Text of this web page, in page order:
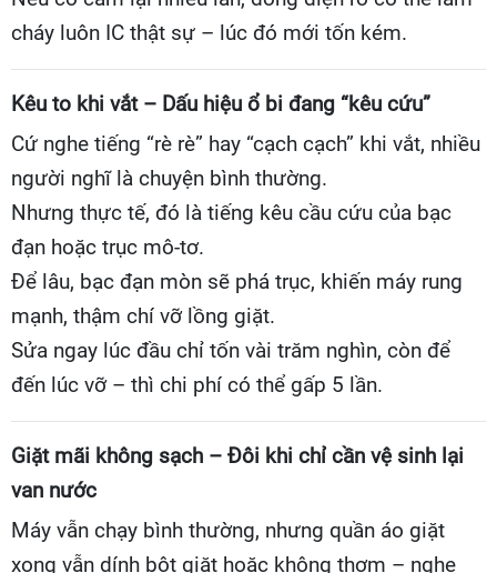
cháy luôn IC thật sự – lúc đó mới tốn kém.
Kêu to khi vắt – Dấu hiệu ổ bi đang “kêu cứu”
Cứ nghe tiếng “rè rè” hay “cạch cạch” khi vắt, nhiều
người nghĩ là chuyện bình thường.
Nhưng thực tế, đó là tiếng kêu cầu cứu của bạc
đạn hoặc trục mô-tơ.
Để lâu, bạc đạn mòn sẽ phá trục, khiến máy rung
mạnh, thậm chí vỡ lồng giặt.
Sửa ngay lúc đầu chỉ tốn vài trăm nghìn, còn để
đến lúc vỡ – thì chi phí có thể gấp 5 lần.
Giặt mãi không sạch – Đôi khi chỉ cần vệ sinh lại
van nước
Máy vẫn chạy bình thường, nhưng quần áo giặt
xong vẫn dính bột giặt hoặc không thơm – nghe